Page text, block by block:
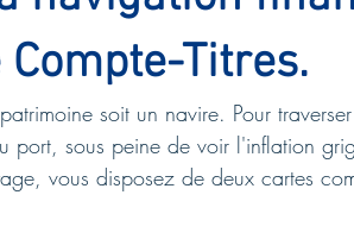
Compte-Titres.
soit un navire. Pour
port, sous peine de voir l'inflation
vous disposez de deux cartes